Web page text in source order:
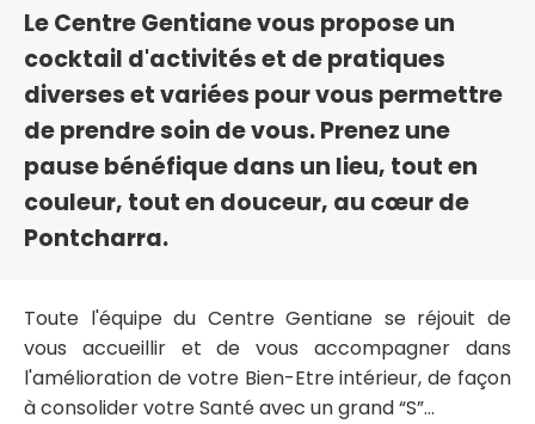
Le Centre Gentiane vous propose un
cocktail d'activités et de pratiques
diverses et variées pour vous permettre
de prendre soin de vous. Prenez une
pause bénéfique dans un lieu, tout en
couleur, tout en douceur, au cœur de
Pontcharra.
Toute l'équipe du Centre Gentiane se réjouit de
vous accueillir et de vous accompagner dans
l'amélioration de votre Bien-Etre intérieur, de façon
à consolider votre Santé avec un grand “S”...